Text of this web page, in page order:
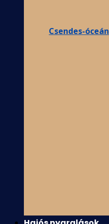
Csendes-óceán